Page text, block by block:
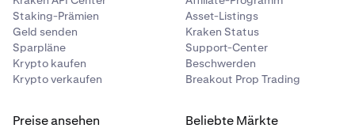
Staking-Prämien
Geld senden
Sparpläne
Krypto kaufen
Krypto verkaufen
Asset-Listings
Kraken Status
Support-Center
Beschwerden
Breakout Prop Trading
Preise ansehen Beliebte Märkte